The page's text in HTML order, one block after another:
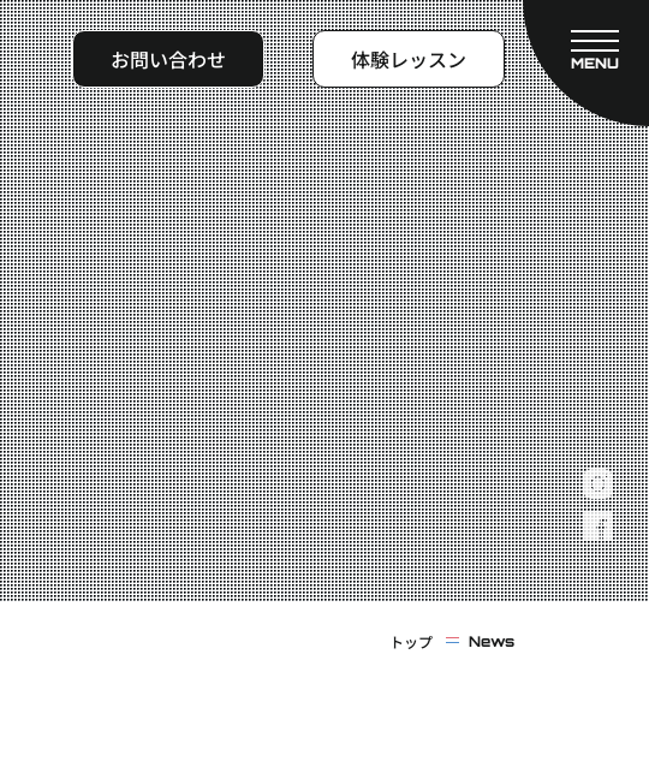
お問い合わせ 体験レッスン
MENU
フィットネスコース
料金システム
ビフォーアフター
よくある質問
トップ News